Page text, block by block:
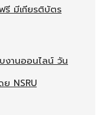
งานออนไลน์​ วัน
NSRU